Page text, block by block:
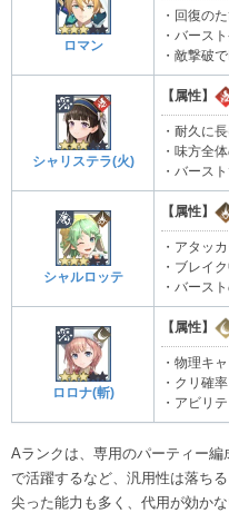
ロマン
・回復の
・バース
・敵撃破
シャリステラ(火)
【属性】
・耐久に
・味方全
・バース
シャルロッテ
【属性】
・アタッ
・ブレイ
・バース
ロロナ(斬)
【属性】
・物理キ
・クリ確
・アビリ
Aランクは、専用のパーティー
で活躍するなど、汎用性は落ち
尖った能力も多く、代用が効か